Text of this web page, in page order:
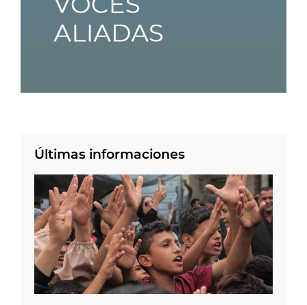
Últimas informaciones